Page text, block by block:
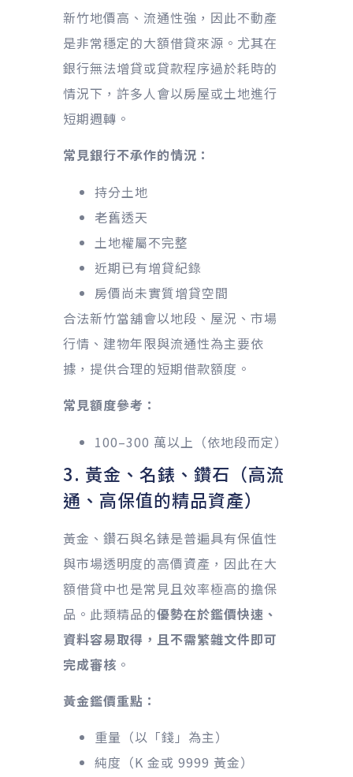
新竹地價高、流通性強，因此不動產
是非常穩定的大額借貸來源。尤其在
銀行無法增貸或貸款程序過於耗時的
情況下，許多人會以房屋或土地進行
短期週轉。
常見銀行不承作的情況：
持分土地
老舊透天
土地權屬不完整
近期已有增貸紀錄
房價尚未實質增貸空間
合法新竹當舖會以地段、屋況、市場
行情、建物年限與流通性為主要依
據，提供合理的短期借款額度。
常見額度參考：
100–300 萬以上（依地段而定）
3. 黃金、名錶、鑽石（高流
通、高保值的精品資產）
黃金、鑽石與名錶是普遍具有保值性
與市場透明度的高價資產，因此在大
額借貸中也是常見且效率極高的擔保
品。此類精品的優勢在於鑑價快速、
資料容易取得，且不需繁雜文件即可
完成審核 。
黃金鑑價重點：
重量（以「錢」為主）
純度（K 金或 9999 黃金）